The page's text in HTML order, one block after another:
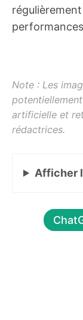
Afficher